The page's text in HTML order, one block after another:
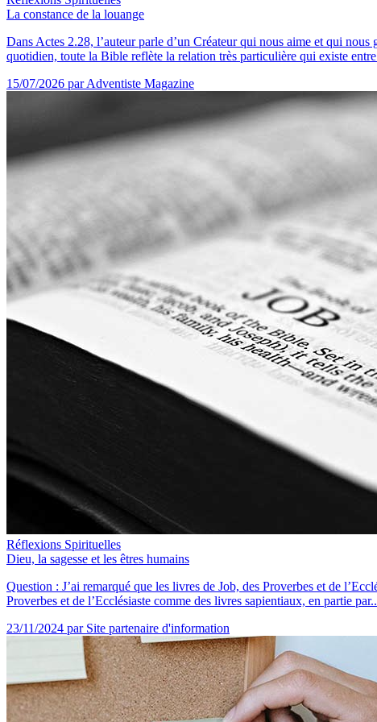
La constance de la louange
Dans Actes 2.28, l’auteur parle d’un Créateur qui nous aime et qui
quotidien, toute la Bible reflète la relation très particulière qui existe
15/07/2026 par Adventiste Magazine
Réflexions Spirituelles
Dieu, la sagesse et les êtres humains
Question : J’ai remarqué que les livres de Job, des Proverbes et de
Proverbes et de l’Ecclésiaste comme des livres sapientiaux, en partie
23/11/2024 par Site partenaire d'information